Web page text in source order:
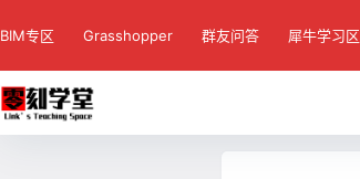
BIM专区 Grasshopper 群友问答 犀牛学习区